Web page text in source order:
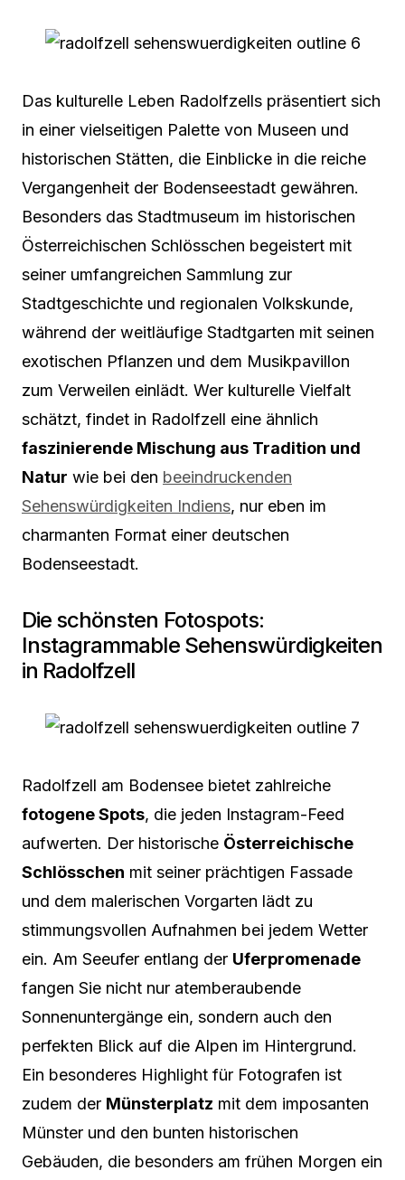
Das kulturelle Leben Radolfzells präsentiert sich
in einer vielseitigen Palette von Museen und
historischen Stätten, die Einblicke in die reiche
Vergangenheit der Bodenseestadt gewähren.
Besonders das Stadtmuseum im historischen
Österreichischen Schlösschen begeistert mit
seiner umfangreichen Sammlung zur
Stadtgeschichte und regionalen Volkskunde,
während der weitläufige Stadtgarten mit seinen
exotischen Pflanzen und dem Musikpavillon
zum Verweilen einlädt. Wer kulturelle Vielfalt
schätzt, findet in Radolfzell eine ähnlich
faszinierende Mischung aus Tradition und
Natur wie bei den beeindruckenden
Sehenswürdigkeiten Indiens, nur eben im
charmanten Format einer deutschen
Bodenseestadt.
Die schönsten Fotospots:
Instagrammable Sehenswürdigkeiten
in Radolfzell
Radolfzell am Bodensee bietet zahlreiche
fotogene Spots, die jeden Instagram-Feed
aufwerten. Der historische Österreichische
Schlösschen mit seiner prächtigen Fassade
und dem malerischen Vorgarten lädt zu
stimmungsvollen Aufnahmen bei jedem Wetter
ein. Am Seeufer entlang der Uferpromenade
fangen Sie nicht nur atemberaubende
Sonnenuntergänge ein, sondern auch den
perfekten Blick auf die Alpen im Hintergrund.
Ein besonderes Highlight für Fotografen ist
zudem der Münsterplatz mit dem imposanten
Münster und den bunten historischen
Gebäuden, die besonders am frühen Morgen ein